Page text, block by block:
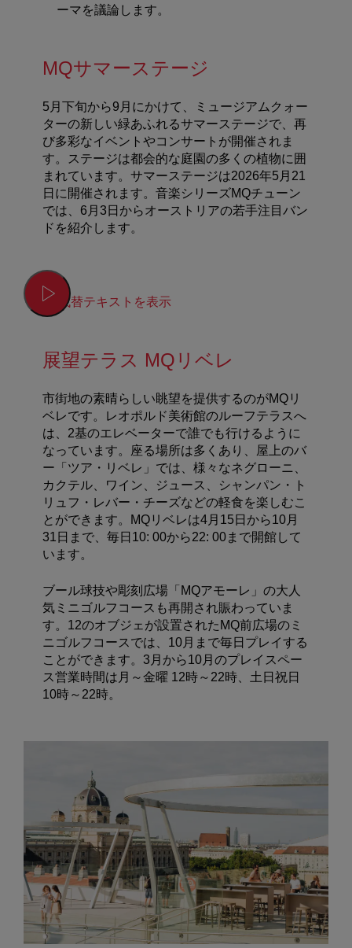
ーマを議論します。
MQサマーステージ
5 月下旬から9 月にかけて、ミュージアムクォー
ターの新しい緑あふれるサマーステージで、再
び多彩なイベントやコンサートが開催されま
す。
ステージは都会的な庭園の多くの植物に囲
まれています。 サマーステージは2026年5 月 21
日に開催されます。音楽シリーズMQチューン
では、 6 月 3 日からオーストリアの若手注目バン
ドを紹介します。
代替テキストを表示
展望テラス MQリベレ
市街地の素晴らしい眺望を提供するのがMQリ
ベレです。レオポルド美術館のルーフテラスへ
は、2基のエレベーターで誰でも行けるように
なっています。座る場所は多くあり、屋上のバ
ー「ツア・リベレ」では、様々なネグローニ、
カクテル、ワイン、ジュース、シャンパン・ト
リュフ・レバー・チーズなどの軽食を楽しむこ
とができます。
MQリベレは4月 15 日から10月
31 日まで、毎日 10: 00から22: 00まで開館して
います。
ブール球技や彫刻広場「MQアモーレ」の大人
気ミニゴルフコースも再開され賑わっていま
す。12のオブジェが設置されたMQ前広場のミ
ニゴルフコースでは、10月まで毎日プレイする
ことができます。 3 月から10月のプレイスペー
ス営業時間は月～金曜 12時～ 22時、土日祝日
10時～ 22時。